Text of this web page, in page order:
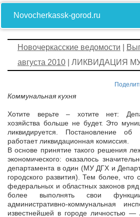
Novocherkassk-gorod.ru
Новочеркасские ведомости
августа 2010 | ЛИКВИДАЦИЯ
Коммунальная кухня
Хотите верьте – хотите нет:
хозяйства больше не будет. Это
ликвидируется. Постановление
работает ликвидационная комиссия.
В основе принятие такого решения
экономического: оказалось
департамента в один (МУ ДГХ и
городского развития). Тем более, что
федеральных и областных законов
более выполнять свои
административно-коммунальная
известнейшей в городе личностью